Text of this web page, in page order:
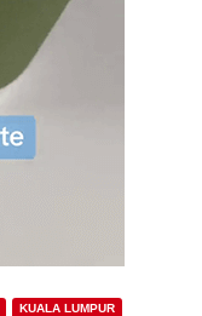
KUALA LUMPUR